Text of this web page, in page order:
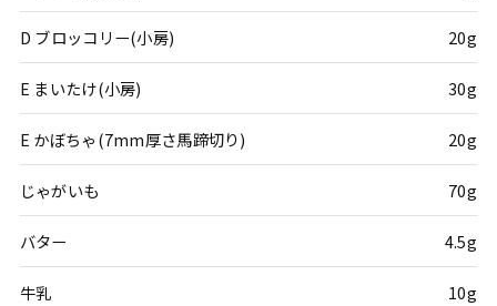
D ブロッコリー(小房) 20g
E まいたけ(小房) 30g
E かぼちゃ(7mm厚さ馬蹄切り) 20g
じゃがいも 70g
バター 4.5g
牛乳 10g